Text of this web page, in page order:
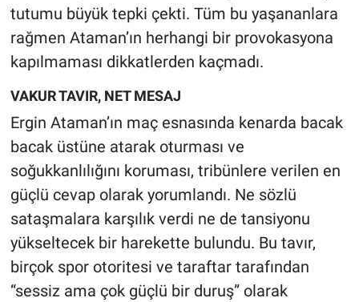
tutumu büyük tepki çekti. Tüm bu yaşananlara
rağmen Ataman’ın herhangi bir provokasyona
kapılmaması dikkatlerden kaçmadı.
VAKUR TAVIR, NET MESAJ
Ergin Ataman’ın maç esnasında kenarda bacak
bacak üstüne atarak oturması ve
soğukkanlılığını koruması, tribünlere verilen en
güçlü cevap olarak yorumlandı. Ne sözlü
sataşmalara karşılık verdi ne de tansiyonu
yükseltecek bir harekette bulundu. Bu tavır,
birçok spor otoritesi ve taraftar tarafından
“sessiz ama çok güçlü bir duruş” olarak